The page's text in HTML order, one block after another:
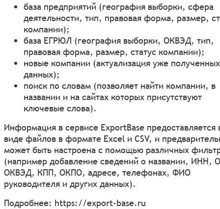
база предприятий (география выборки, сфера
деятельности, тип, правовая форма, размер,
компании);
база ЕГРЮЛ (география выборки, ОКВЭД, тип,
правовая форма, размер, статус компании);
новые компании (актуализация уже
данных);
поиск по словам (позволяет найти компании, в
названии и на сайтах которых присутствуют
ключевые слова).
Информация в сервисе ExportBase предоставляется
виде файлов в формате Excel и CSV, и
может быть настроена с помощью различных
(например добавление сведений о названии, ИНН,
ОКВЭД, КПП, ОКПО, адресе, телефонах, ФИО
руководителя и других данных).
Подробнее: https://export-base.ru